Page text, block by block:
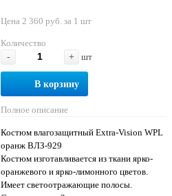
Цена 2 360 руб. за 1 шт
Количество
-
+ шт
В корзину
Полное описание
Костюм влагозащитный Extra-Vision WPL
оранж ВЛЗ-929
Костюм изготавливается из ткани ярко-
оранжевого и ярко-лимонного цветов.
Имеет светоотражающие полосы.